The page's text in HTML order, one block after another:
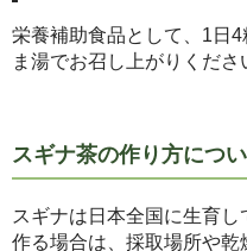
栄養補助食品として、1日
ま湯でお召し上がりくださ
スギナ茶の作り方につ
スギナは日本全国に生育
作る場合は、採取場所や